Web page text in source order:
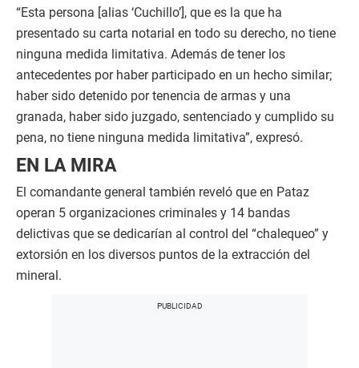
“Esta persona [alias ‘Cuchillo’], que es la que ha
presentado su carta notarial en todo su derecho, no tiene
ninguna medida limitativa. Además de tener los
antecedentes por haber participado en un hecho similar;
haber sido detenido por tenencia de armas y una
granada, haber sido juzgado, sentenciado y cumplido su
pena, no tiene ninguna medida limitativa”, expresó.
EN LA MIRA
El comandante general también reveló que en Pataz
operan 5 organizaciones criminales y 14 bandas
delictivas que se dedicarían al control del “chalequeo” y
extorsión en los diversos puntos de la extracción del
mineral.